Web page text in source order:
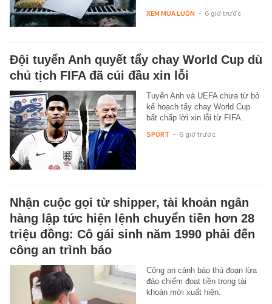
XEM MUA LUÔN - 6 giờ trước
Đội tuyển Anh quyết tẩy chay World Cup dù
chủ tịch FIFA đã cúi đầu xin lỗi
Tuyển Anh và UEFA chưa từ bỏ
kế hoạch tẩy chay World Cup
bất chấp lời xin lỗi từ FIFA.
SPORT - 6 giờ trước
Nhận cuộc gọi từ shipper, tài khoản ngân
hàng lập tức hiện lệnh chuyển tiền hơn 28
triệu đồng: Cô gái sinh năm 1990 phải đến
công an trình báo
Công an cảnh báo thủ đoạn lừa
đảo chiếm đoạt tiền trong tài
khoản mới xuất hiện.